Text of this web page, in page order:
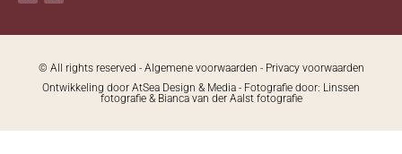
© All rights reserved - Algemene voorwaarden - Privacy voorwaarden
Ontwikkeling door AtSea Design & Media - Fotografie door: Linssen
fotografie& Bianca van der Aalst fotografie